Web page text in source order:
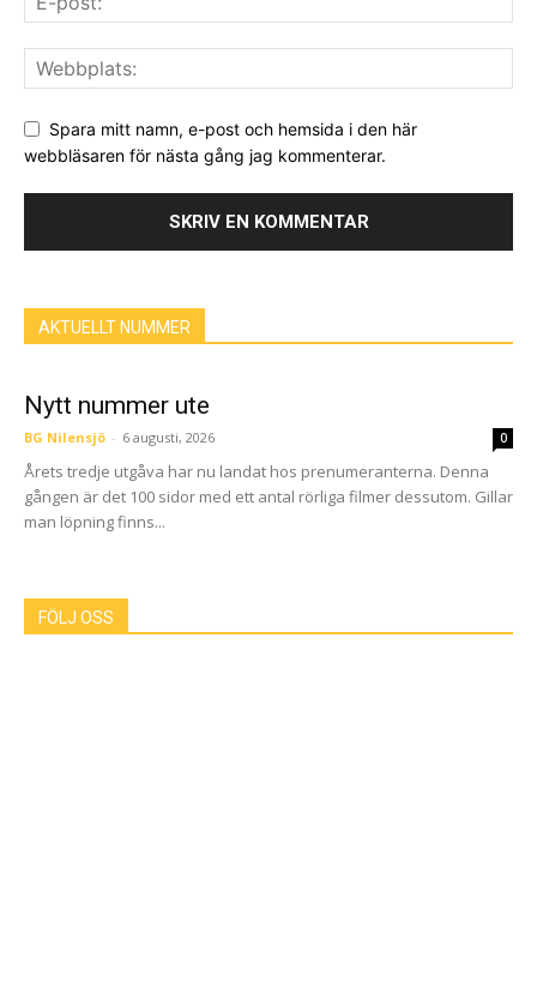
Spara mitt namn, e-post och hemsida i den här
webbläsaren för nästa gång jag kommenterar.
AKTUELLT NUMMER
Nytt nummer ute
BG Nilensjö - 6 augusti, 2026 0
Årets tredje utgåva har nu landat hos prenumeranterna. Denna
gången är det 100 sidor med ett antal rörliga filmer dessutom. Gillar
man löpning finns...
FÖLJ OSS